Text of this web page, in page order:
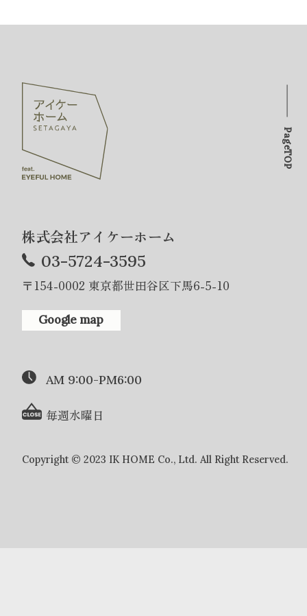
株式会社アイケーホーム
03-5724-3595
〒154-0002 東京都世田谷区下馬6-5-10
Google map
AM 9:00-PM6:00
毎週水曜日
Copyright © 2023 IK HOME Co., Ltd. All Right Reserved.
PageTOP